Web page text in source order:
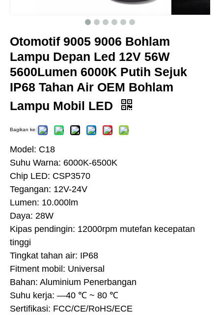
Otomotif 9005 9006 Bohlam
Lampu Depan Led 12V 56W
5600Lumen 6000K Putih Sejuk
IP68 Tahan Air OEM Bohlam
Lampu Mobil LED
Bagikan ke:
Model: C18
Suhu Warna: 6000K-6500K
Chip LED: CSP3570
Tegangan: 12V-24V
Lumen: 10.000lm
Daya: 28W
Kipas pendingin: 12000rpm mutefan kecepatan
tinggi
Tingkat tahan air: IP68
Fitment mobil: Universal
Bahan: Aluminium Penerbangan
Suhu kerja: —40 ℃ ~ 80 ℃
Sertifikasi: FCC/CE/RoHS/ECE